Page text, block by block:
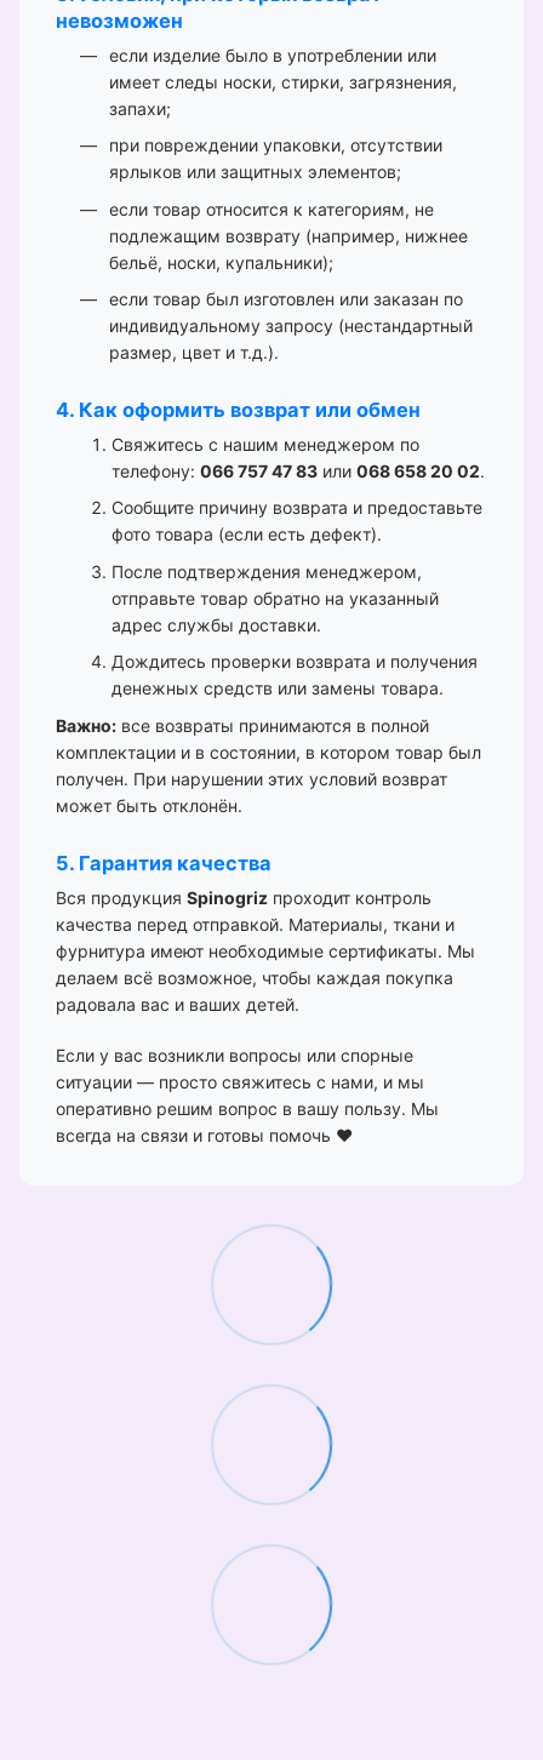
невозможен
если изделие было в употреблении или
имеет следы носки, стирки, загрязнения,
запахи;
при повреждении упаковки, отсутствии
ярлыков или защитных элементов;
если товар относится к категориям, не
подлежащим возврату (например, нижнее
бельё, носки, купальники);
если товар был изготовлен или заказан по
индивидуальному запросу (нестандартный
размер, цвет и т.д.).
4. Как оформить возврат или обмен
Свяжитесь с нашим менеджером по
телефону: 066 757 47 83 или 068 658 20 02.
Сообщите причину возврата и предоставьте
фото товара (если есть дефект).
После подтверждения менеджером,
отправьте товар обратно на указанный
адрес службы доставки.
Дождитесь проверки возврата и получения
денежных средств или замены товара.
Важно: все возвраты принимаются в полной
комплектации и в состоянии, в котором товар был
получен. При нарушении этих условий возврат
может быть отклонён.
5. Гарантия качества
Вся продукция Spinogriz проходит контроль
качества перед отправкой. Материалы, ткани и
фурнитура имеют необходимые сертификаты. Мы
делаем всё возможное, чтобы каждая покупка
радовала вас и ваших детей.
Если у вас возникли вопросы или спорные
ситуации — просто свяжитесь с нами, и мы
оперативно решим вопрос в вашу пользу. Мы
всегда на связи и готовы помочь ❤️